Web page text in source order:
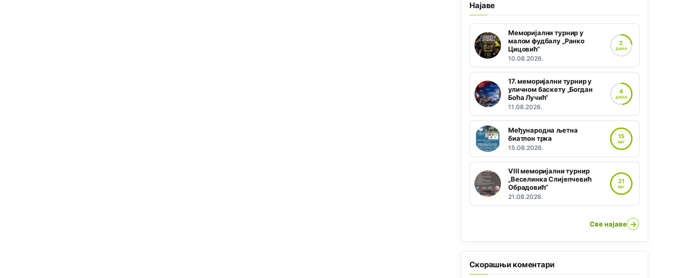
Најаве
Меморијални турнир у
малом фудбалу „Ранко
Цицовић“
10.08.2026.
2
ДАНА
17. меморијални турнир у
уличном баскету „Богдан
Боћа Лучић“
11.08.2026.
4
ДАНА
Међународна љетна
биатлон трка
15.08.2026.
15
АВГ
VIII меморијални турнир
„Веселинка Слијепчевић
Обрадовић“
21.08.2026.
21
АВГ
Све најаве →
Скорашњи коментари